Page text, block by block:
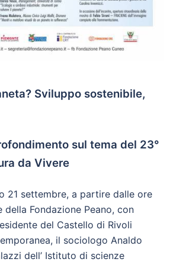
Sviluppo sostenibile,
sul tema del 23°
da Vivere
21 settembre, a partire dalle ore
della Fondazione Peano, con
del Castello di Rivoli
il sociologo Analdo
dell’ Istituto di scienze